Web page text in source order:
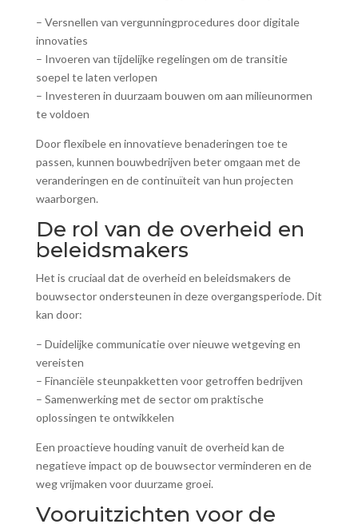
– Versnellen van vergunningprocedures door digitale
innovaties
– Invoeren van tijdelijke regelingen om de transitie
soepel te laten verlopen
– Investeren in duurzaam bouwen om aan milieunormen
te voldoen
Door flexibele en innovatieve benaderingen toe te
passen, kunnen bouwbedrijven beter omgaan met de
veranderingen en de continuïteit van hun projecten
waarborgen.
De rol van de overheid en
beleidsmakers
Het is cruciaal dat de overheid en beleidsmakers de
bouwsector ondersteunen in deze overgangsperiode. Dit
kan door:
– Duidelijke communicatie over nieuwe wetgeving en
vereisten
– Financiële steunpakketten voor getroffen bedrijven
– Samenwerking met de sector om praktische
oplossingen te ontwikkelen
Een proactieve houding vanuit de overheid kan de
negatieve impact op de bouwsector verminderen en de
weg vrijmaken voor duurzame groei.
Vooruitzichten voor de